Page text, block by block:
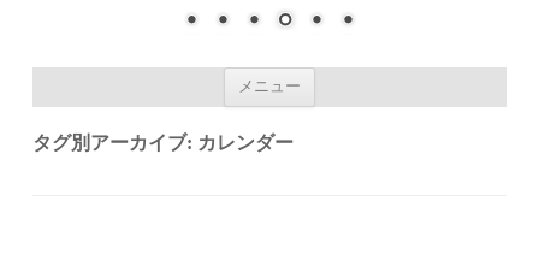
メニュー
タグ別アーカイブ: カレンダー